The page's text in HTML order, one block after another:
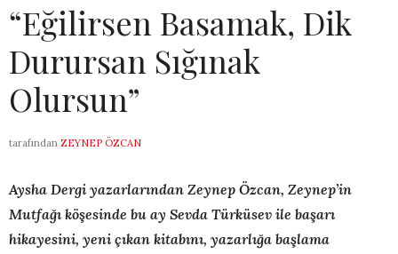
“Eğilirsen Basamak, Dik
Durursan Sığınak
Olursun”
tarafından ZEYNEP ÖZCAN
Aysha Dergi yazarlarından Zeynep Özcan, Zeynep’in
Mutfağı köşesinde bu ay Sevda Türküsev ile başarı
hikayesini, yeni çıkan kitabını, yazarlığa başlama